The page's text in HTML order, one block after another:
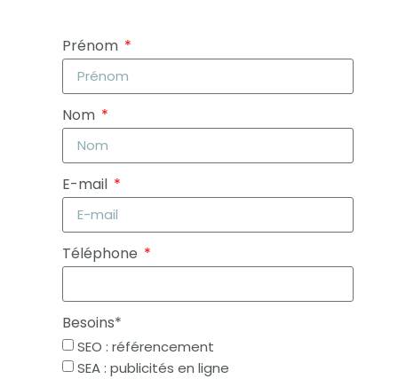
Prénom
Nom
E-mail
Téléphone
Besoins*
SEO : référencement
SEA : publicités en ligne